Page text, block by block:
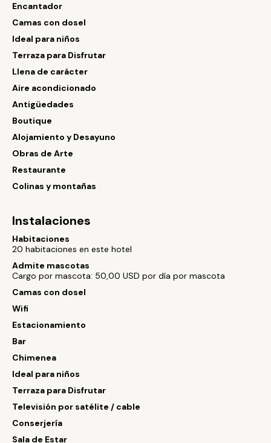
Encantador
Camas con dosel
Ideal para niños
Terraza para Disfrutar
Llena de carácter
Aire acondicionado
Antigüedades
Boutique
Alojamiento y Desayuno
Obras de Arte
Restaurante
Colinas y montañas
Instalaciones
Habitaciones
20 habitaciones en este hotel
Admite mascotas
Cargo por mascota: 50,00 USD por día por mascota
Camas con dosel
Wifi
Estacionamiento
Bar
Chimenea
Ideal para niños
Terraza para Disfrutar
Televisión por satélite / cable
Conserjería
Sala de Estar